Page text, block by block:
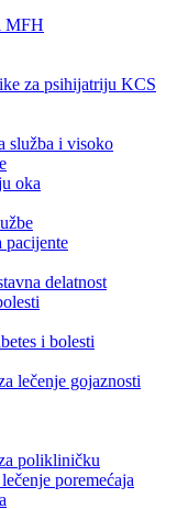
MFH
za psihijatriju KCS
služba i visoko
oka
pacijente
delatnost
i bolesti
lečenje gojaznosti
polikliničku
poremećaja